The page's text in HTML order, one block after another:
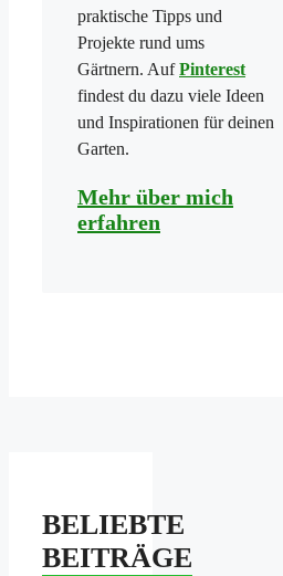
praktische Tipps und
Projekte rund ums
Gärtnern. AufPinterest
findest du dazu viele Ideen
und Inspirationen für deinen
Garten.
Mehr über mich
erfahren
BELIEBTE
BEITRÄGE